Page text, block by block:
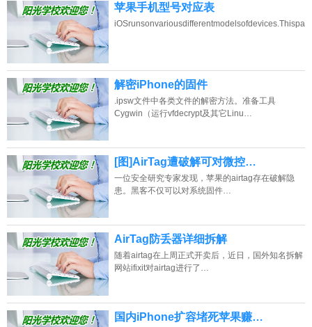
苹果手机型号对应表
解密iPhone的固件
.ipsw文件中各类文件的解密方法。准备工具
Cygwin（运行vfdecrypt及其它Linu…
[图]AirTag遭破解可对微控…
一位安全研究专家发现，苹果的airtag存在破解隐
患。黑客不仅可以对系统固件…
AirTag防丢器详细拆解
随着airtag在上周正式开卖后，近日，国外知名拆解
网站ifixit对airtag进行了…
国内iPhone扩容堵死苹果赚…